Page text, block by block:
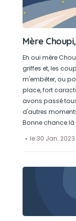
Mère Choupi,
Eh oui mère
griffes et, les
m'embêter, ou
place, fort
avons passé
d'autres
Bonne chance là
le 30 Jan. 2023